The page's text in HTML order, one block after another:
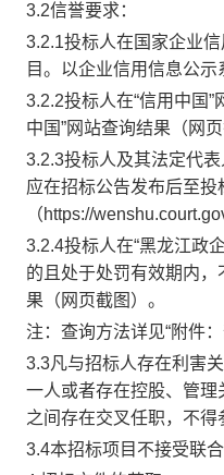
3.2信誉要求：
3.2.1投标人在国家企业
目。以企业信用信息公
3.2.2投标人在“信用中国
中国”网站查询结果（网页
3.2.3投标人及其法定代表
应在招标公告发布后至
（https://
3.2.4投标人在“黑龙江政
的 且处于处罚有效期内，
果（网页截图）。
注：查询方法详见“附件
3.3凡与招标人存在利害
一人或者存在控股、管
之间存在交叉任职，不
3.4本招标项目不接受联